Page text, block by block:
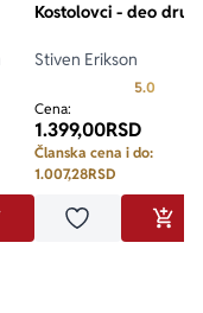
ocena je 4.7 od 5
U KORPU
Kostolovci - deo drugi
Stiven Erikson
5.0
Cena:
1.399,00RSD
Članska cena i do:
1.007,28RSD
Dodaj u